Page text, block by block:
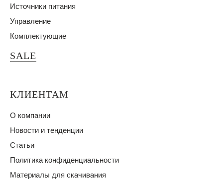
Источники питания
Управление
Комплектующие
SALE
КЛИЕНТАМ
О компании
Новости и тенденции
Статьи
Политика конфиденциальности
Материалы для скачивания